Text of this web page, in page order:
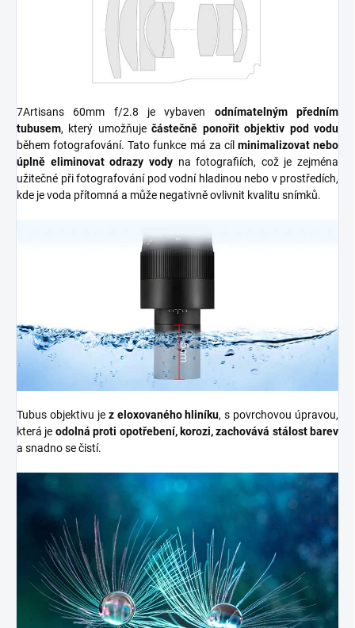
7Artisans 60mm f/2.8 je vybaven odnímatelným předním
tubusem, který umožňuječástečně ponořit objektiv pod vodu
během fotografování. Tato funkce má za cíl minimalizovat nebo
úplně eliminovat odrazy vodyna fotografiích, což je zejména
užitečné při fotografování pod vodní hladinou nebo v prostředích,
kde je voda přítomná a může negativně ovlivnit kvalitu snímků.
Tubus objektivu je z eloxovaného hliníku, s povrchovou úpravou,
která je odolná proti opotřebení, korozi, zachovává stálost barev
a snadno se čistí.